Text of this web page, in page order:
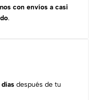
con envíos a casi
.
después de tu